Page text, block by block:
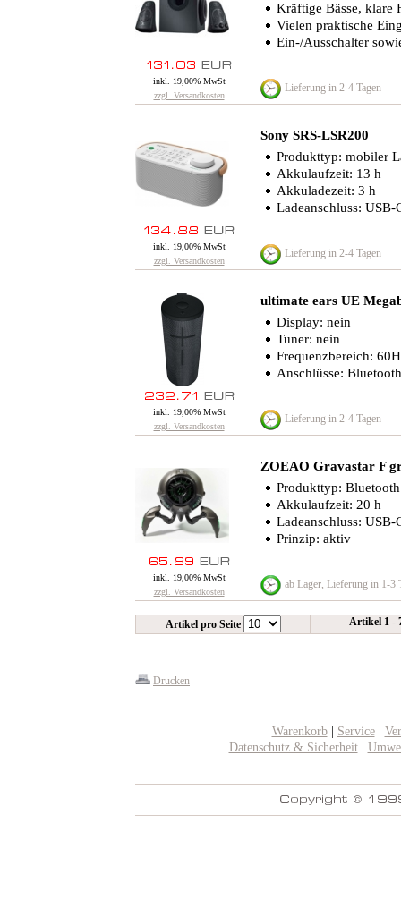
Kräftige Bässe, klare
Vielen praktische
Ein-/Ausschalter
inkl. 19,00% MwSt
zzgl. Versandkosten
Lieferung in 2-4 Tagen
Sony SRS-LSR200
Produkttyp: mobiler
Akkulaufzeit: 13 h
Akkuladezeit: 3 h
Ladeanschluss: USB-
inkl. 19,00% MwSt
zzgl. Versandkosten
Lieferung in 2-4 Tagen
ultimate ears UE
Display: nein
Tuner: nein
Frequenzbereich:
Anschlüsse:
inkl. 19,00% MwSt
zzgl. Versandkosten
Lieferung in 2-4 Tagen
ZOEAO Gravastar F
Produkttyp:
Akkulaufzeit: 20 h
Ladeanschluss: USB-
Prinzip: aktiv
inkl. 19,00% MwSt
zzgl. Versandkosten
ab Lager, Lieferung in 1-3
Artikel pro Seite Artikel 1 -
Drucken
Warenkorb| Service|
Datenschutz & Sicherheit|